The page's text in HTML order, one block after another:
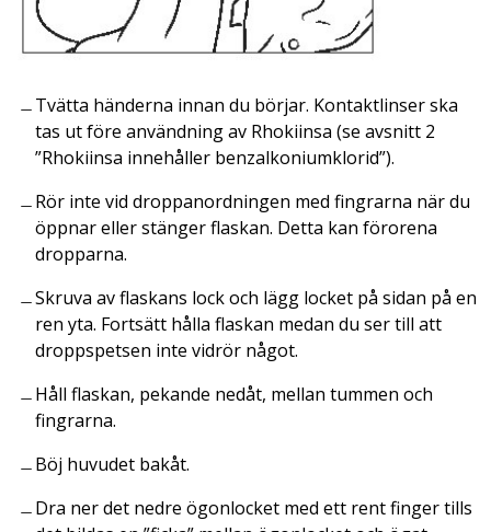
Tvätta händerna innan du börjar. Kontaktlinser ska
tas ut före användning av Rhokiinsa (se avsnitt 2
”Rhokiinsa innehåller benzalkoniumklorid”).
Rör inte vid droppanordningen med fingrarna när du
öppnar eller stänger flaskan. Detta kan förorena
dropparna.
Skruva av flaskans lock och lägg locket på sidan på en
ren yta. Fortsätt hålla flaskan medan du ser till att
droppspetsen inte vidrör något.
Håll flaskan, pekande nedåt, mellan tummen och
fingrarna.
Böj huvudet bakåt.
Dra ner det nedre ögonlocket med ett rent finger tills